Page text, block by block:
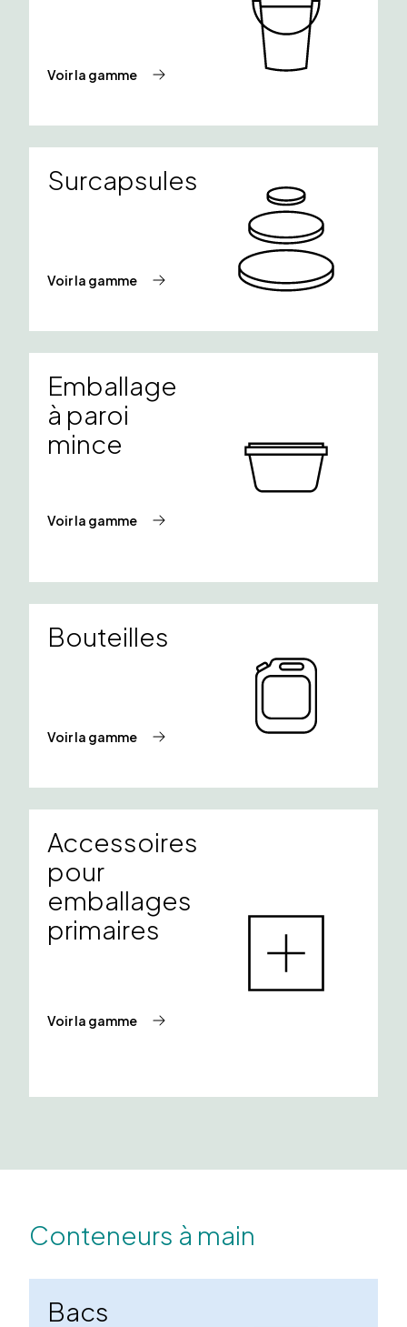
Voir la gamme
Surcapsules
Voir la gamme
Emballage
à paroi
mince
Voir la gamme
Bouteilles
Voir la gamme
Accessoires
pour
emballages
primaires
Voir la gamme
Conteneurs à main
Bacs